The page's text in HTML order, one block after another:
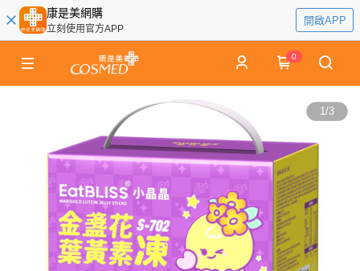
康是美網購
立刻使用官方APP
開啟APP
0
1/3